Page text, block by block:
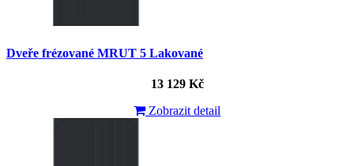
Dveře frézované MRUT 5 Lakované
13 129 Kč
Zobrazit detail